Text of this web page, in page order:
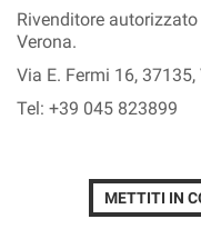
Rivenditore
Verona.
Via E. Fermi 16,
Tel: +39 045 823899
METTITI IN